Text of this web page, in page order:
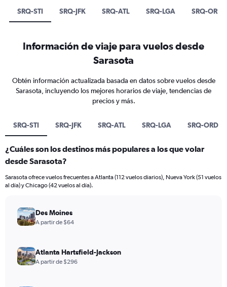
SRQ-STI SRQ-JFK SRQ-ATL SRQ-LGA SRQ-ORD
Información de viaje para vuelos desde
Sarasota
Obtén información actualizada basada en datos sobre vuelos desde
Sarasota, incluyendo los mejores horarios de viaje, tendencias de
precios y más.
SRQ-STI SRQ-JFK SRQ-ATL SRQ-LGA SRQ-ORD
¿Cuáles son los destinos más populares a los que volar
desde Sarasota?
Sarasota ofrece vuelos frecuentes a Atlanta (112 vuelos diarios), Nueva York (51 vuelos
al día) y Chicago (42 vuelos al día).
Des Moines
A partir de $64
Atlanta Hartsfield-Jackson
A partir de $296